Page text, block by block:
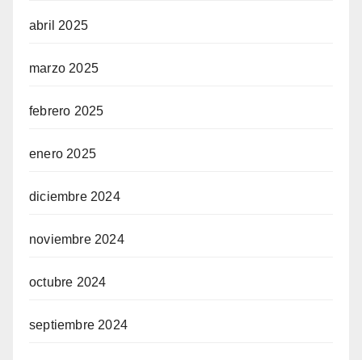
abril 2025
marzo 2025
febrero 2025
enero 2025
diciembre 2024
noviembre 2024
octubre 2024
septiembre 2024